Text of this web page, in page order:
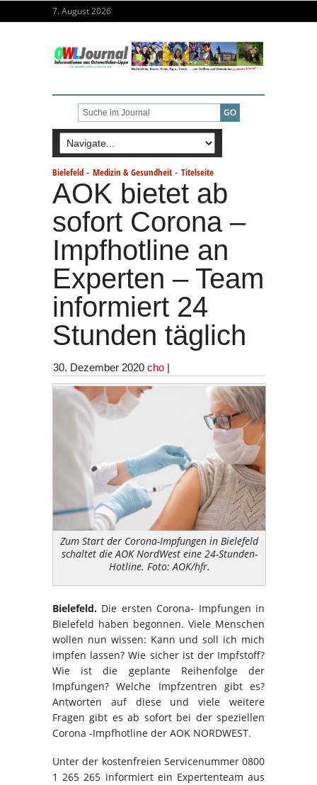
7. August 2026
Bielefeld - Medizin & Gesundheit - Titelseite
AOK bietet ab
sofort Corona –
Impfhotline an
Experten – Team
informiert 24
Stunden täglich
30. Dezember 2020 cho |
Zum Start der Corona-Impfungen in Bielefeld
schaltet die AOK NordWest eine 24-Stunden-
Hotline. Foto: AOK/hfr.
Bielefeld. Die ersten Corona- Impfungen in
Bielefeld haben begonnen. Viele Menschen
wollen nun wissen: Kann und soll ich mich
impfen lassen? Wie sicher ist der Impfstoff?
Wie ist die geplante Reihenfolge der
Impfungen? Welche Impfzentren gibt es?
Antworten auf diese und viele weitere
Fragen gibt es ab sofort bei der speziellen
Corona -Impfhotline der AOK NORDWEST.
Unter der kostenfreien Servicenummer 0800
1 265 265 informiert ein Expertenteam aus